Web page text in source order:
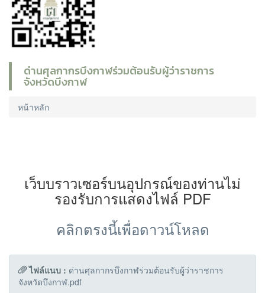
ด่านศุลกากรบึงกาฬร่วมต้อนรับผู้ว่าราชการ
จังหวัดบึงกาฬ
หน้าหลัก
เว็บบราวเซอร์บนอุปกรณ์ของท่านไม่
รองรับการแสดงไฟล์ PDF
คลิกตรงนี้เพื่อดาวน์โหลด
ไฟล์แนบ : ด่านศุลกากรบึงกาฬร่วมต้อนรับผู้ว่าราชการ
จังหวัดบึงกาฬ.pdf